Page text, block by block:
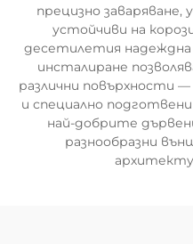
прецизно заваряване,
устойчиви на
десетилетия
инсталиране
различни повърхности
и специално
най-добрите
разнообразни